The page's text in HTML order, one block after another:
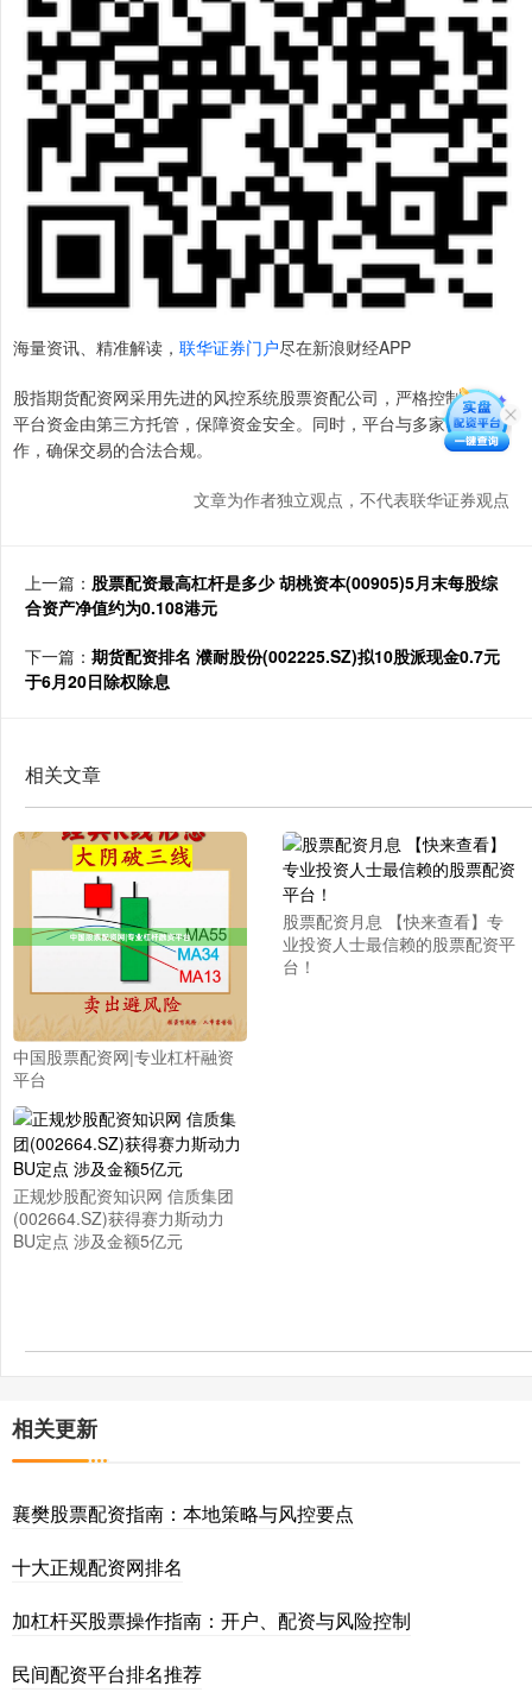
海量资讯、精准解读， 联华证券门户尽在新浪财经APP
股指期货配资网采用先进的风控系统股票资配公司，严格控制风险。
平台资金由第三方托管，保障资金安全。同时，平台与多家券商合
作，确保交易的合法合规。
文章为作者独立观点，不代表联华证券观点
上一篇： 股票配资最高杠杆是多少 胡桃资本(00905)5月末每股综
合资产净值约为0.108港元
下一篇： 期货配资排名 濮耐股份(002225.SZ)拟10股派现金0.7元
于6月20日除权除息
相关文章
中国股票配资网|专业杠杆融资
平台
股票配资月息 【快来查看】专
业投资人士最信赖的股票配资平
台！
正规炒股配资知识网 信质集团
(002664.SZ)获得赛力斯动力
BU定点 涉及金额5亿元
相关更新
襄樊股票配资指南：本地策略与风控要点
十大正规配资网排名
加杠杆买股票操作指南：开户、配资与风险控制
民间配资平台排名推荐